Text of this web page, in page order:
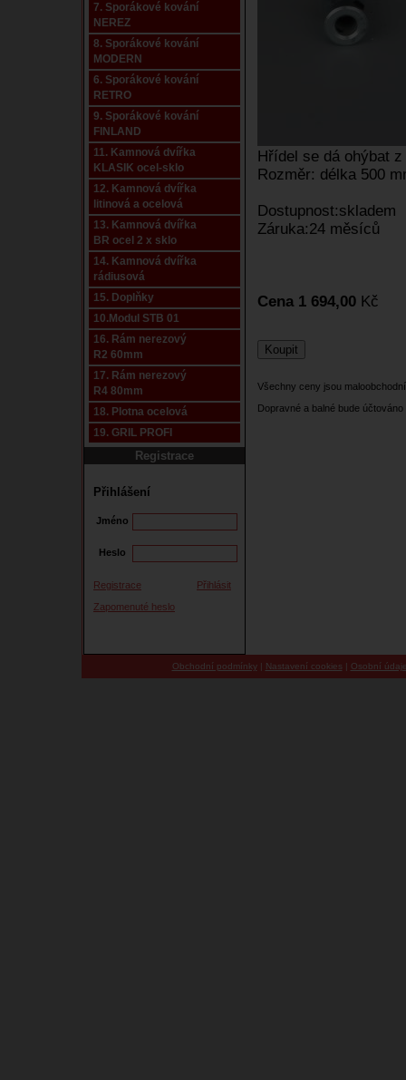
7. Sporákové kování
NEREZ
8. Sporákové kování
MODERN
6. Sporákové kování
RETRO
9. Sporákové kování
FINLAND
11. Kamnová dvířka
KLASIK ocel-sklo
12. Kamnová dvířka
litinová a ocelová
13. Kamnová dvířka
BR ocel 2 x sklo
14. Kamnová dvířka
rádiusová
15. Doplňky
10.Modul STB 01
16. Rám nerezový
R2 60mm
17. Rám nerezový
R4 80mm
18. Plotna ocelová
19. GRIL PROFI
Registrace
Přihlášení
Jméno
Heslo
Registrace
Přihlásit
Zapomenuté heslo
Hřídel se dá ohýbat
Rozměr: délka 500
Dostupnost:skladem
Záruka:24 měsíců
Cena 1 694,00 Kč
Všechny ceny jsou
Dopravné a balné bude
Obchodní podmínky| Nastavení cookies | Osobní